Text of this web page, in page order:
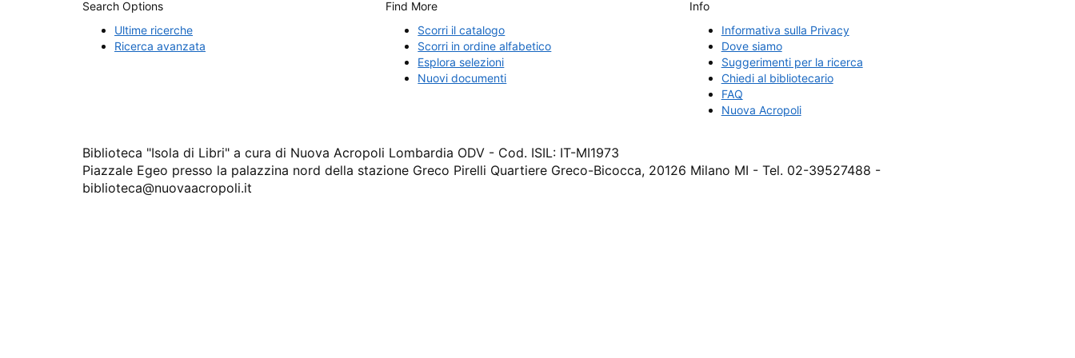
Search Options
Ultime ricerche
Ricerca avanzata
Find More
Scorri il catalogo
Scorri in ordine alfabetico
Esplora selezioni
Nuovi documenti
Info
Informativa sulla Privacy
Dove siamo
Suggerimenti per la ricerca
Chiedi al bibliotecario
FAQ
Nuova Acropoli
Biblioteca "Isola di Libri" a cura di Nuova Acropoli Lombardia ODV - Cod. ISIL: IT-MI1973
Piazzale Egeo presso la palazzina nord della stazione Greco Pirelli Quartiere Greco-Bicocca, 20126 Milano MI - Tel. 02-39527488 -
biblioteca@nuovaacropoli.it